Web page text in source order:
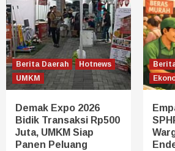
Berita Daerah
Hotnews
UMKM
Demak Expo 2026
Bidik Transaksi Rp500
Juta, UMKM Siap
Panen Peluang